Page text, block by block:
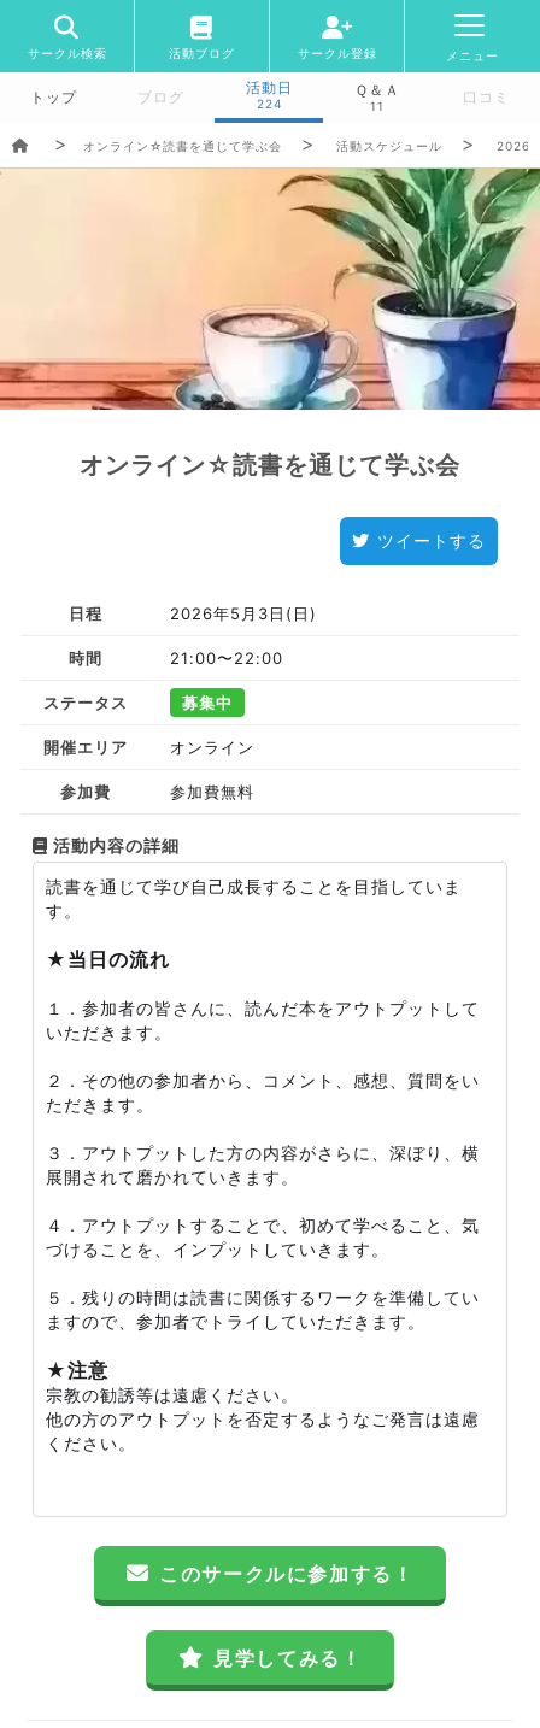
サークル検索 活動ブログ サークル登録 メニュー
トップ ブログ
活動日
224
Ｑ＆Ａ
11 口コミ
オンライン☆読書を通じて学ぶ会 活動スケジュール 2026/
オンライン☆読書を通じて学ぶ会
ツイートする
日程 2026年5月3日(日)
時間 21:00〜22:00
ステータス 募集中
開催エリア オンライン
参加費 参加費無料
活動内容の詳細
読書を通じて学び自己成長することを目指していま
す。
★当日の流れ
１．参加者の皆さんに、読んだ本をアウトプットして
いただきます。
２．その他の参加者から、コメント、感想、質問をい
ただきます。
３．アウトプットした方の内容がさらに、深ぼり、横
展開されて磨かれていきます。
４．アウトプットすることで、初めて学べること、気
づけることを、インプットしていきます。
５．残りの時間は読書に関係するワークを準備してい
ますので、参加者でトライしていただきます。
★注意
宗教の勧誘等は遠慮ください。
他の方のアウトプットを否定するようなご発言は遠慮
ください。
このサークルに参加する！
見学してみる！